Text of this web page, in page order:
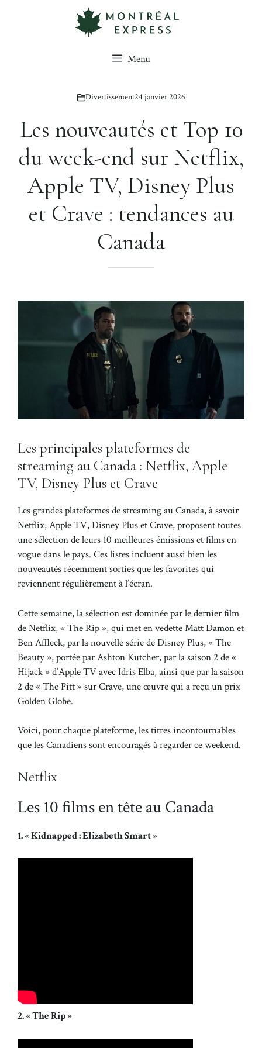
Menu
Divertissement24 janvier 2026
Les nouveautés et Top 10
du week-end sur Netflix,
Apple TV, Disney Plus
et Crave : tendances au
Canada
Les principales plateformes de
streaming au Canada : Netflix, Apple
TV, Disney Plus et Crave
Les grandes plateformes de streaming au Canada, à savoir
Netflix, Apple TV, Disney Plus et Crave, proposent toutes
une sélection de leurs 10 meilleures émissions et films en
vogue dans le pays. Ces listes incluent aussi bien les
nouveautés récemment sorties que les favorites qui
reviennent régulièrement à l’écran.
Cette semaine, la sélection est dominée par le dernier film
de Netflix, « The Rip », qui met en vedette Matt Damon et
Ben Affleck, par la nouvelle série de Disney Plus, « The
Beauty », portée par Ashton Kutcher, par la saison 2 de «
Hijack » d’Apple TV avec Idris Elba, ainsi que par la saison
2 de « The Pitt » sur Crave, une œuvre qui a reçu un prix
Golden Globe.
Voici, pour chaque plateforme, les titres incontournables
que les Canadiens sont encouragés à regarder ce weekend.
Netflix
Les 10 films en tête au Canada
1. « Kidnapped : Elizabeth Smart »
2. « The Rip »